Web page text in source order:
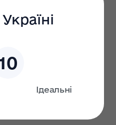
Антикорупційний
портал
у зв’язку з